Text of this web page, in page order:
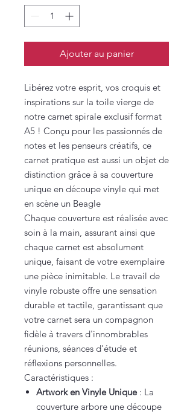
Ajouter au panier
Libérez votre esprit, vos croquis et
inspirations sur la toile vierge de
notre carnet spirale exclusif format
A5 ! Conçu pour les passionnés de
notes et les penseurs créatifs, ce
carnet pratique est aussi un objet de
distinction grâce à sa couverture
unique en découpe vinyle qui met
en scène un Beagle
Chaque couverture est réalisée avec
soin à la main, assurant ainsi que
chaque carnet est absolument
unique, faisant de votre exemplaire
une pièce inimitable. Le travail de
vinyle robuste offre une sensation
durable et tactile, garantissant que
votre carnet sera un compagnon
fidèle à travers d'innombrables
réunions, séances d'étude et
réflexions personnelles.
Caractéristiques :
Artwork en Vinyle Unique: La
couverture arbore une découpe